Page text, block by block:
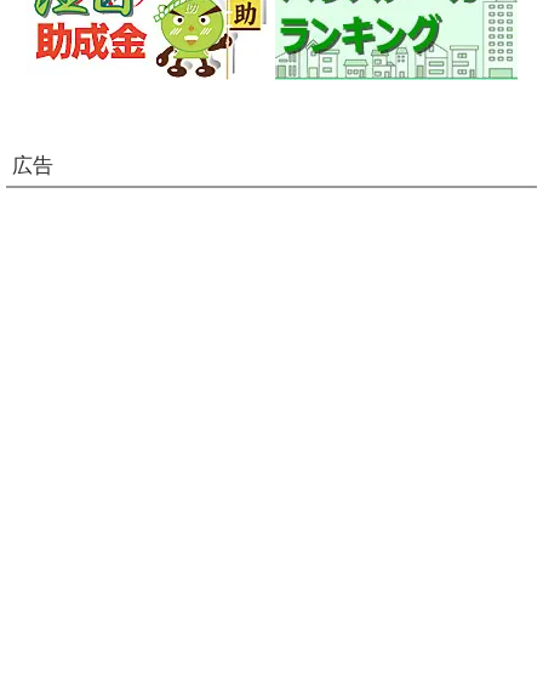
広告